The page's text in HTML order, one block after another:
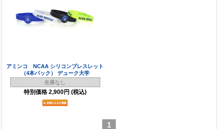
アミンコ NCAA シリコンブレスレット
（4本パック） デューク大学
在庫なし
特別価格 2,900円 (税込)
1